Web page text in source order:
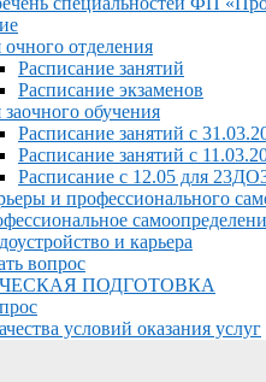
очного отделения
Расписание занятий
Расписание экзаменов
заочного обучения
Расписание занятий с
Расписание занятий с
Расписание с 12.05 для
и профессионального
и карьера
вопрос
ПОДГОТОВКА
условий оказания услуг